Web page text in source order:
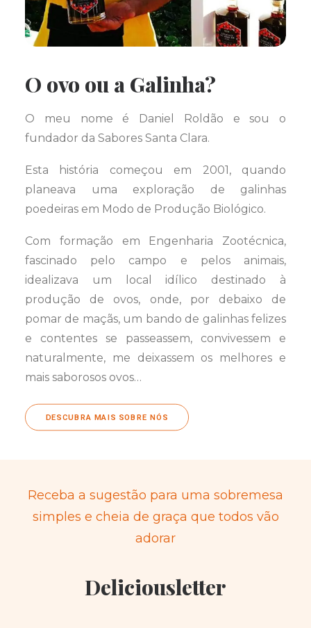
O ovo ou a Galinha?
O meu nome é Daniel Roldão e sou o
fundador da Sabores Santa Clara.
Esta história começou em 2001, quando
planeava uma exploração de galinhas
poedeiras em Modo de Produção Biológico.
Com formação em Engenharia Zootécnica,
fascinado pelo campo e pelos animais,
idealizava um local idílico destinado à
produção de ovos, onde, por debaixo de
pomar de maçãs, um bando de galinhas felizes
e contentes se passeassem, convivessem e
naturalmente, me deixassem os melhores e
mais saborosos ovos…
DESCUBRA MAIS SOBRE NÓS
Receba a sugestão para uma sobremesa
simples e cheia de graça que todos vão
adorar
Deliciousletter